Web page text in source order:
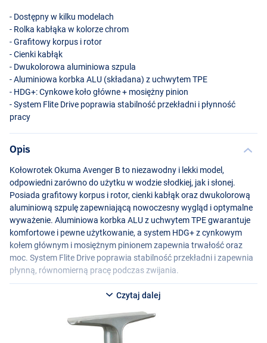
- Dostępny w kilku modelach
- Rolka kabłąka w kolorze chrom
- Grafitowy korpus i rotor
- Cienki kabłąk
- Dwukolorowa aluminiowa szpula
- Aluminiowa korbka ALU (składana) z uchwytemTPE
- HDG+: Cynkowe koło główne + mosiężny pinion
- System Flite Drive poprawia stabilność przekładni i płynność
pracy
Opis
Kołowrotek Okuma Avenger B to niezawodny i lekki model,
odpowiedni zarówno do użytku w wodzie słodkiej, jak i słonej.
Posiada grafitowy korpus i rotor, cienki kabłąk oraz dwukolorową
aluminiową szpulę zapewniającą nowoczesny wygląd i optymalne
wyważenie. Aluminiowa korbka ALUz uchwytemTPEgwarantuje
komfortowe i pewne użytkowanie, a system HDG+ z cynkowym
kołem głównym i mosiężnym pinionem zapewnia trwałość oraz
moc. System Flite Drive poprawia stabilność przekładni i zapewnia
płynną, równomierną pracę podczas zwijania.
Dostępny w kilku modelach:
Okuma Avenger B 1000B
Czytaj dalej